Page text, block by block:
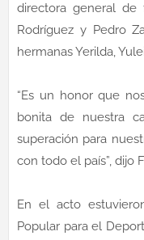
directora general de
Rodríguez y Pedro
hermanas Yerilda,
“Es un honor que
bonita de nuestra
superación para
con todo el país”, dijo
En el acto
Popular para el